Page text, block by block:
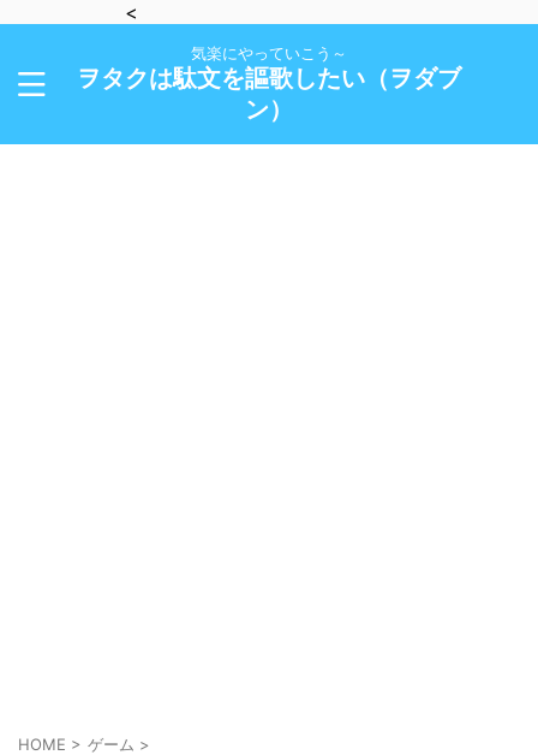
<
気楽にやっていこう～
ヲタクは駄文を謳歌したい（ヲダブ
ン）
HOME > ゲーム >